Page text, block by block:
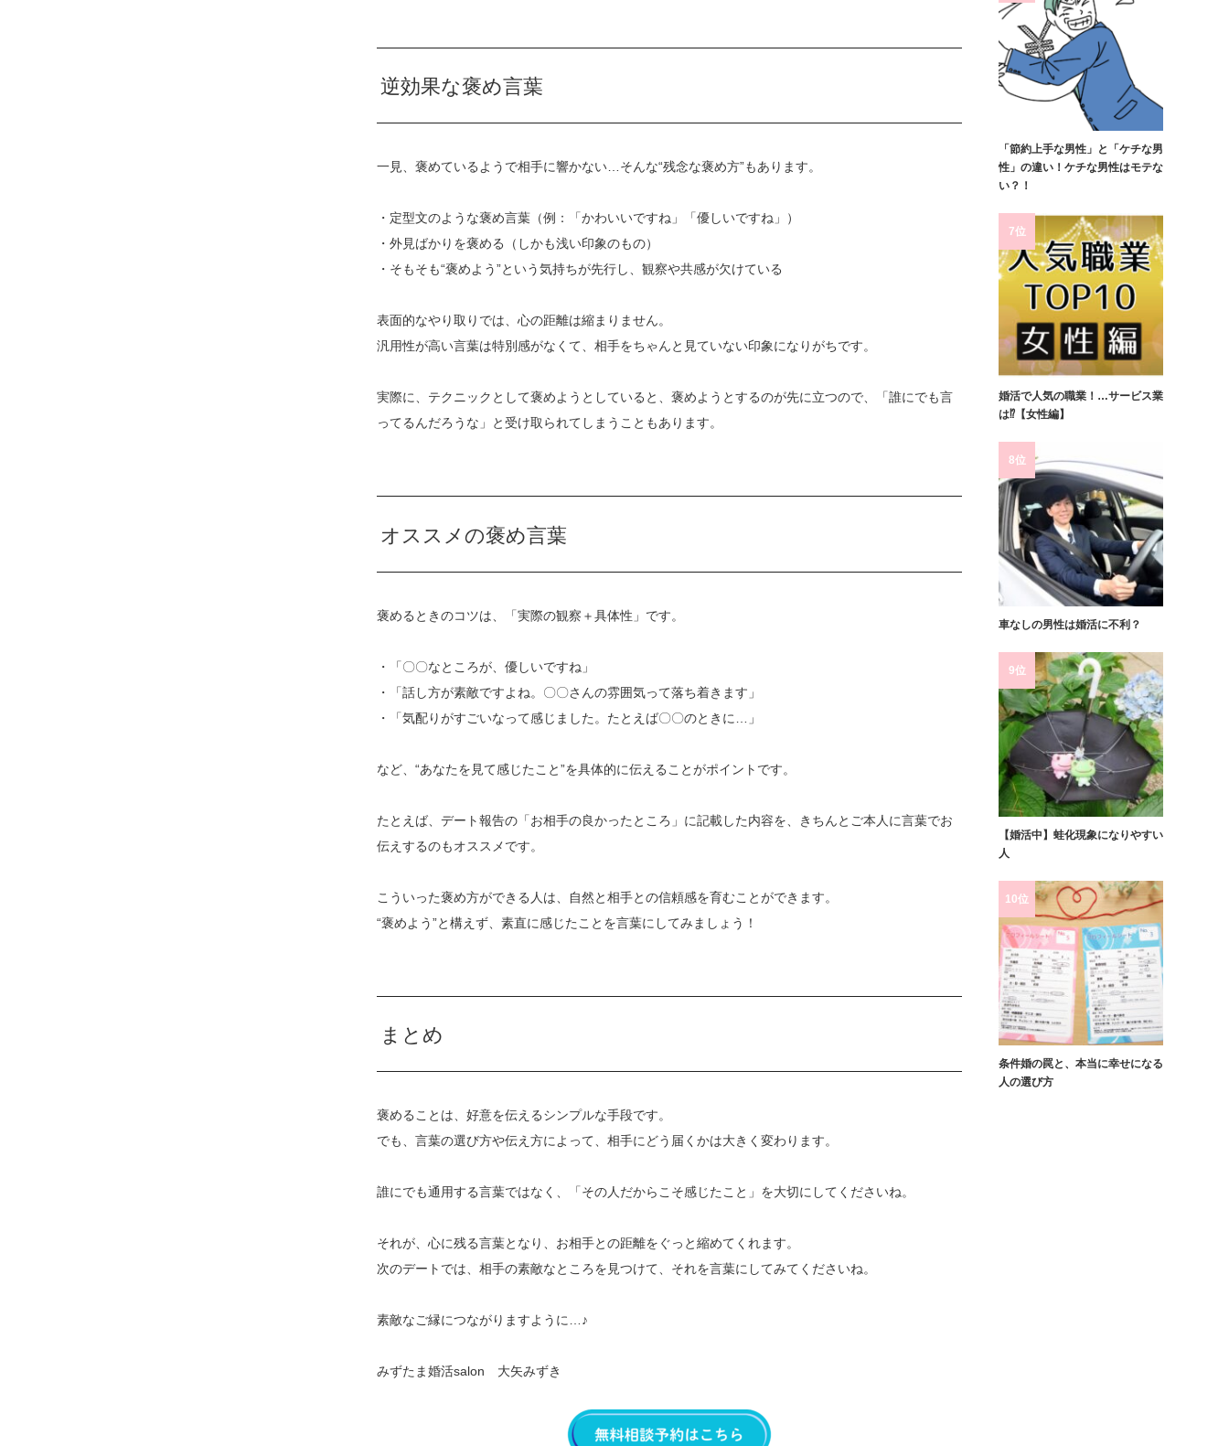
逆効果な褒め言葉
一見、褒めているようで相手に響かない…そんな“残念な褒め方”もあります。
・定型文のような褒め言葉（例：「かわいいですね」「優しいですね」）
・外見ばかりを褒める（しかも浅い印象のもの）
・そもそも“褒めよう”という気持ちが先行し、観察や共感が欠けている
表面的なやり取りでは、心の距離は縮まりません。
汎用性が高い言葉は特別感がなくて、相手をちゃんと見ていない印象になりがちです。
実際に、テクニックとして褒めようとしていると、褒めようとするのが先に立つので、「誰にでも言
ってるんだろうな」と受け取られてしまうこともあります。
オススメの褒め言葉
褒めるときのコツは、「実際の観察＋具体性」です。
・「〇〇なところが、優しいですね」
・「話し方が素敵ですよね。〇〇さんの雰囲気って落ち着きます」
・「気配りがすごいなって感じました。たとえば〇〇のときに…」
など、“あなたを見て感じたこと”を具体的に伝えることがポイントです。
たとえば、デート報告の「お相手の良かったところ」に記載した内容を、きちんとご本人に言葉でお
伝えするのもオススメです。
こういった褒め方ができる人は、自然と相手との信頼感を育むことができます。
“褒めよう”と構えず、素直に感じたことを言葉にしてみましょう！
まとめ
褒めることは、好意を伝えるシンプルな手段です。
でも、言葉の選び方や伝え方によって、相手にどう届くかは大きく変わります。
誰にでも通用する言葉ではなく、「その人だからこそ感じたこと」を大切にしてくださいね。
それが、心に残る言葉となり、お相手との距離をぐっと縮めてくれます。
次のデートでは、相手の素敵なところを見つけて、それを言葉にしてみてくださいね。
素敵なご縁につながりますように…♪
みずたま婚活salon 大矢みずき
「節約上手な男性」と「ケチな男
性」の違い！ケチな男性はモテな
い？！
7位
婚活で人気の職業！…サービス業
は⁉【女性編】
8位
車なしの男性は婚活に不利？
9位
【婚活中】蛙化現象になりやすい
人
10位
条件婚の罠と、本当に幸せになる
人の選び方